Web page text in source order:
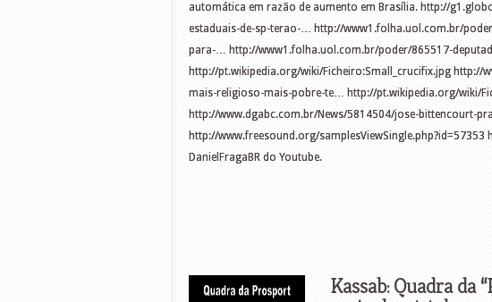
automática em razão de aumento em Brasília. http://
estaduais-de-sp-terao-… http://www1.folha.uol.com.br/
para-… http://www1.folha.uol.com.br/poder/865517-
http://pt.wikipedia.org/wiki/Ficheiro:Small_crucifix.jpg
mais-religioso-mais-pobre-te… http://pt.wikipedia.org/wiki/
http://www.dgabc.com.br/News/5814504/jose-bittencourt-
http://www.freesound.org/samplesViewSingle.php?id=57353
DanielFragaBR do Youtube.
Kassab: Quadra da